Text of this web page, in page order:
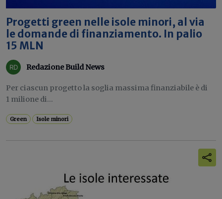
Progetti green nelle isole minori, al via
le domande di finanziamento. In palio
15 MLN
Redazione Build News
Per ciascun progetto la soglia massima finanziabile è di
1 milione di...
Green Isole minori